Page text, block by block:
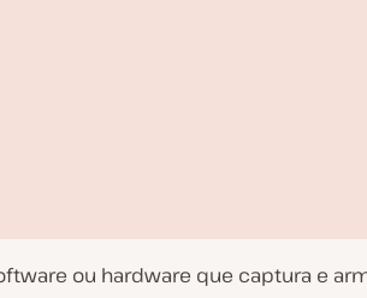
ou hardware que captura e